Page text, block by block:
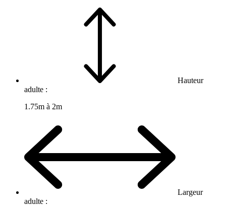
Hauteur
adulte :
1.75m à 2m
Largeur
adulte :